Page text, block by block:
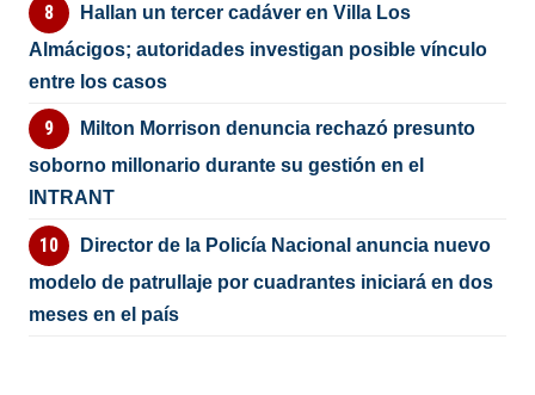
Hallan un tercer cadáver en Villa Los
Almácigos; autoridades investigan posible vínculo
entre los casos
Milton Morrison denuncia rechazó presunto
soborno millonario durante su gestión en el
INTRANT
Director de la Policía Nacional anuncia nuevo
modelo de patrullaje por cuadrantes iniciará en dos
meses en el país